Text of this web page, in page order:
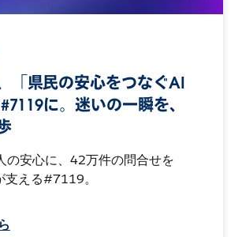
「県民の安心をつなぐAI
に。迷いの一瞬を、
の安心に、42万件の問合せを
える#7119。